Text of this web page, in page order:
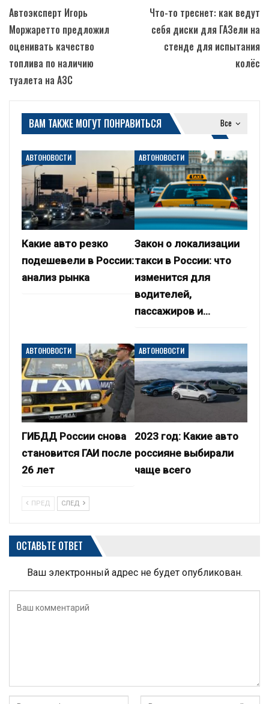
Автоэксперт Игорь
Моржаретто предложил
оценивать качество
топлива по наличию
туалета на АЗС
Что-то треснет: как ведут
себя диски для ГАЗели на
стенде для испытания
колёс
Все
ВАМ ТАКЖЕ МОГУТ ПОНРАВИТЬСЯ
АВТОНОВОСТИ
Какие авто резко
подешевели в России:
анализ рынка
АВТОНОВОСТИ
Закон о локализации
такси в России: что
изменится для
водителей,
пассажиров и…
АВТОНОВОСТИ
ГИБДД России снова
становится ГАИ после
26 лет
АВТОНОВОСТИ
2023 год: Какие авто
россияне выбирали
чаще всего
ПРЕД СЛЕД
ОСТАВЬТЕ ОТВЕТ
Ваш электронный адрес не будет опубликован.